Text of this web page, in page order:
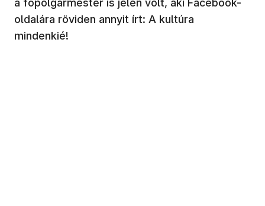
a főpolgármester is jelen volt, aki Facebook-
oldalára röviden annyit írt: A kultúra
mindenkié!